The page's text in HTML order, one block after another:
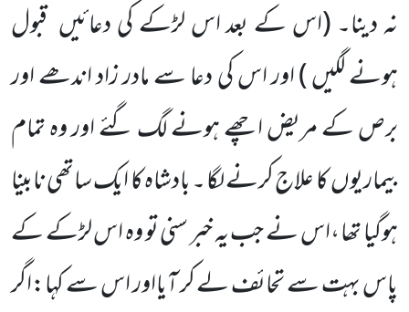
نہ دینا۔(اس کے بعد اس لڑکے کی دعائیں قبول
ہونے لگیں )اور اس کی دعا سے مادر زاد اندھے اور
برص کے مریض اچھے ہونے لگ گئے اور وہ تمام
بیماریوںکا علاج کرنے لگا ۔ بادشاہ کا ایک ساتھی نابینا
ہوگیا تھا ،اس نے جب یہ خبر سنی تو وہ اس لڑکے کے
پاس بہت سے تحائف لے کر آیااور اس سے کہا:اگر